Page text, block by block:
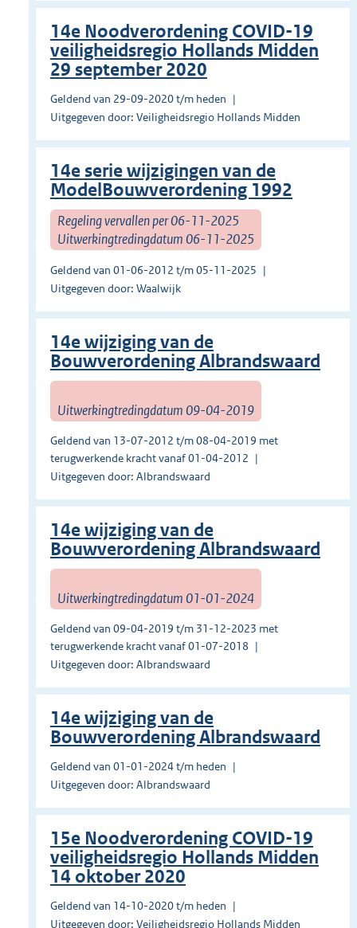
14e Noodverordening COVID-19
veiligheidsregio Hollands Midden
29 september 2020
Geldend van 29-09-2020 t/m heden
Uitgegeven door: Veiligheidsregio Hollands Midden
14e serie wijzigingen van de
ModelBouwverordening 1992
Regeling vervallen per 06-11-2025
Uitwerkingtredingdatum 06-11-2025
Geldend van 01-06-2012 t/m 05-11-2025
Uitgegeven door: Waalwijk
14e wijziging van de
Bouwverordening Albrandswaard
Uitwerkingtredingdatum 09-04-2019
Geldend van 13-07-2012 t/m 08-04-2019 met
terugwerkende kracht vanaf 01-04-2012
Uitgegeven door: Albrandswaard
14e wijziging van de
Bouwverordening Albrandswaard
Uitwerkingtredingdatum 01-01-2024
Geldend van 09-04-2019 t/m 31-12-2023 met
terugwerkende kracht vanaf 01-07-2018
Uitgegeven door: Albrandswaard
14e wijziging van de
Bouwverordening Albrandswaard
Geldend van 01-01-2024 t/m heden
Uitgegeven door: Albrandswaard
15e Noodverordening COVID-19
veiligheidsregio Hollands Midden
14 oktober 2020
Geldend van 14-10-2020 t/m heden
Uitgegeven door: Veiligheidsregio Hollands Midden